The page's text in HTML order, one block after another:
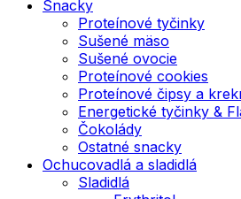
Snacky
Proteínové tyčinky
Sušené mäso
Sušené ovocie
Proteínové cookies
Proteínové čipsy a
Energetické tyčinky &
Čokolády
Ostatné snacky
Ochucovadlá a sladidlá
Sladidlá